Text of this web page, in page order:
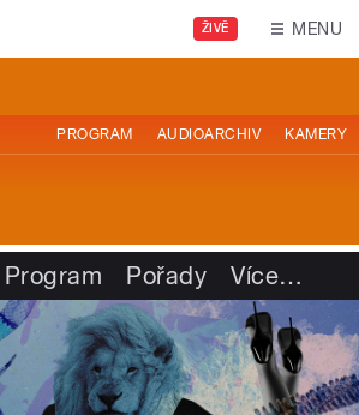
ŽIVĚ MENU
PROGRAM AUDIOARCHIV KAMERY
Program Pořady Více…